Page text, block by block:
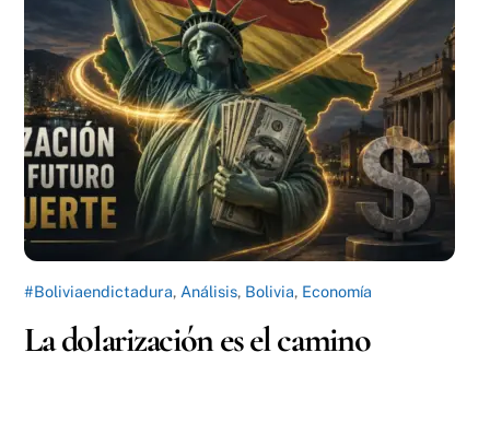
#Boliviaendictadura, Análisis, Bolivia, Economía
La dolarización es el camino